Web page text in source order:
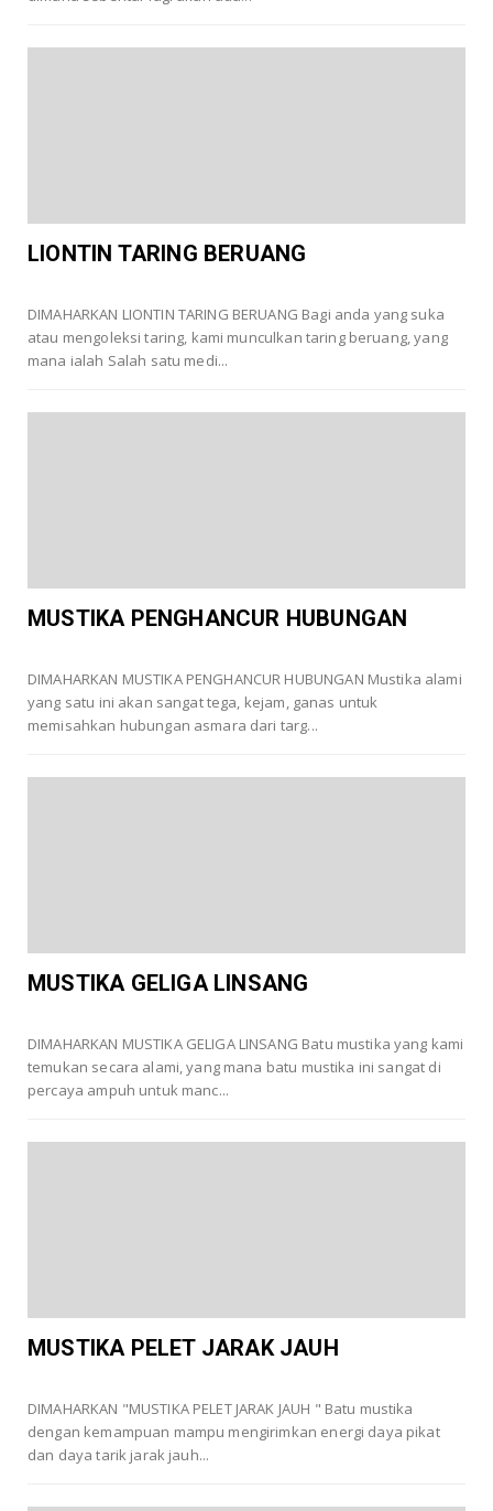
LIONTIN TARING BERUANG
DIMAHARKAN LIONTIN TARING BERUANG Bagi anda yang suka
atau mengoleksi taring, kami munculkan taring beruang, yang
mana ialah Salah satu medi...
MUSTIKA PENGHANCUR HUBUNGAN
DIMAHARKAN MUSTIKA PENGHANCUR HUBUNGAN Mustika alami
yang satu ini akan sangat tega, kejam, ganas untuk
memisahkan hubungan asmara dari targ...
MUSTIKA GELIGA LINSANG
DIMAHARKAN MUSTIKA GELIGA LINSANG Batu mustika yang kami
temukan secara alami, yang mana batu mustika ini sangat di
percaya ampuh untuk manc...
MUSTIKA PELET JARAK JAUH
DIMAHARKAN "MUSTIKA PELET JARAK JAUH " Batu mustika
dengan kemampuan mampu mengirimkan energi daya pikat
dan daya tarik jarak jauh...